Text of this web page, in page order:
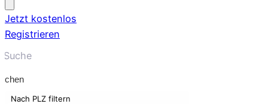
Jetzt kostenlos
Registrieren
Nach PLZ filtern